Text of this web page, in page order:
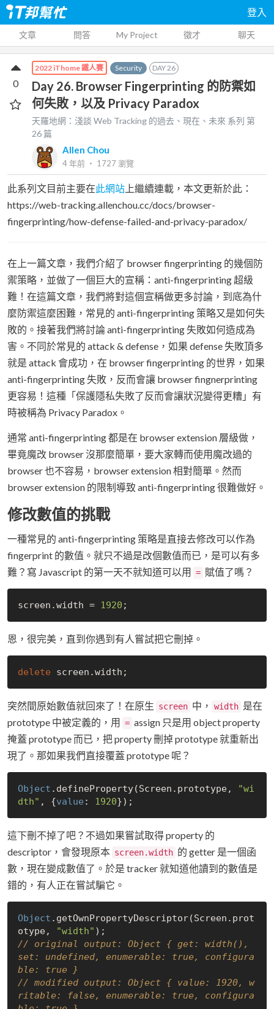
登入
文章 問答 My Project 徵才 聊天
2022 iThome 鐵人賽 Security DAY26
Day 26. Browser Fingerprinting 的防禦如
何失敗，以及 Privacy Paradox
天羅地網：淺談 Web Tracking 的過去、現在、未來 系列 第
26 篇
Allen Chou
4 年前 ‧ 1727瀏覽
0
此系列文目前主要在此網站 上繼續連載，本文更新於此：
https://web-tracking.allenchou.cc/docs/browser-
fingerprinting/how-defense-failed-and-privacy-paradox/
在上一篇文章，我們介紹了 browser fingerprinting 的幾個防
禦策略，並做了一個巨大的宣稱：anti-fingerprinting 超級
難！在這篇文章，我們將對這個宣稱做更多討論，到底為什
麼防禦這麼困難，常見的 anti-fingerprinting 策略又是如何失
敗的。接著我們將討論 anti-fingerprinting 失敗如何造成為
害。不同於常見的 attack & defense，如果 defense 失敗頂多
就是 attack 會成功，在 browser fingerprinting 的世界，如果
anti-fingerprinting 失敗，反而會讓 browser fingnerprinting
更容易！這種「保護隱私失敗了反而會讓狀況變得更糟」有
時被稱為 Privacy Paradox。
通常 anti-fingerprinting 都是在 browser extension 層級做，
畢竟魔改 browser 沒那麼簡單，要大家轉而使用魔改過的
browser 也不容易，browser extension 相對簡單。然而
browser extension 的限制導致 anti-fingerprinting 很難做好。
修改數值的挑戰
一種常見的 anti-fingerprinting 策略是直接去修改可以作為
fingerprint 的數值。就只不過是改個數值而已，是可以有多
難？寫 Javascript 的第一天不就知道可以用
= 賦值了嗎？
screen.width = 1920
恩，很完美，直到你遇到有人嘗試把它刪掉。
delete
突然間原始數值就回來了！在原生 screen 中， width 是在
prototype 中被定義的，用
= assign 只是用 object property
掩蓋 prototype 而已，把 property 刪掉 prototype 就重新出
現了。那如果我們直接覆蓋 prototype 呢？
Object .defineProperty(Screen.prototype,
"wi
dth" , {value : 1920
這下刪不掉了吧？不過如果嘗試取得 property 的
descriptor，會發現原本 screen.width 的 getter 是一個函
數，現在變成數值了。於是 tracker 就知道他讀到的數值是
錯的，有人正在嘗試騙它。
Object .getOwnPropertyDescriptor(Screen.prot
otype,
"width"
// original output: Object { get: width(),
set: undefined, enumerable: true, configura
ble: true }
// modified output: Object { value: 1920, w
ritable: false, enumerable: true, configura